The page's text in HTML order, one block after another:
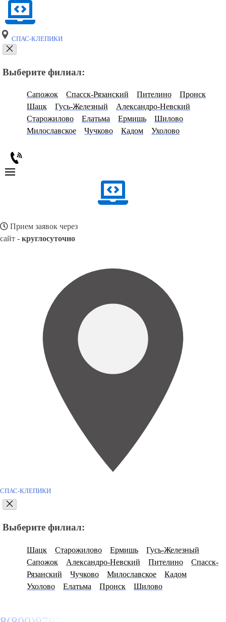
СПАС-КЛЕПИКИ
Выберите филиал:
Сапожок Спасск-Рязанский Пителино
Пронск
Шацк
Гусь-Железный
Александро-Невский
Старожилово
Елатьма Ермишь
Шилово
Милославское
Чучково Кадом Ухолово
Прием заявок через
сайт - круглосуточно
СПАС-КЛЕПИКИ
Выберите филиал:
Шацк Старожилово Ермишь
Гусь-Железный
Сапожок
Александро-Невский Пителино
Спасск-
Рязанский
Чучково Милославское
Кадом
Ухолово
Елатьма Пронск Шилово